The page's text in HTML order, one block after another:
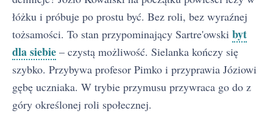
łóżku i próbuje po prostu być. Bez roli, bez wyraźnej
tożsamości. To stan przypominający Sartre'owski byt
dla siebie – czystą możliwość. Sielanka kończy się
szybko. Przybywa profesor Pimko i przyprawia Józiowi
gębę uczniaka. W trybie przymusu przywraca go do z
góry określonej roli społecznej.